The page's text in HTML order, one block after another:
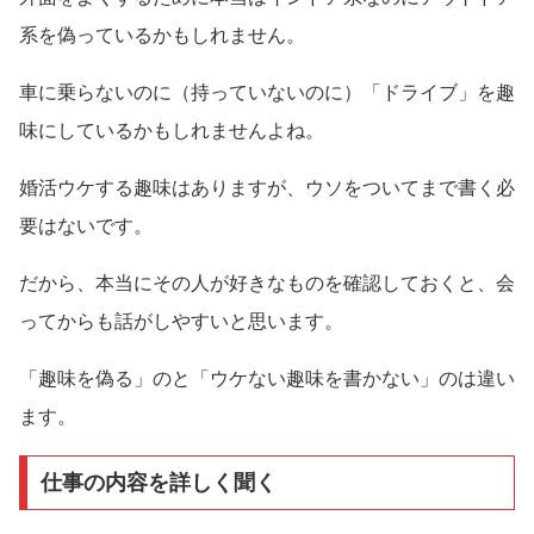
系を偽っているかもしれません。
車に乗らないのに（持っていないのに）「ドライブ」を趣
味にしているかもしれませんよね。
婚活ウケする趣味はありますが、ウソをついてまで書く必
要はないです。
だから、本当にその人が好きなものを確認しておくと、会
ってからも話がしやすいと思います。
「趣味を偽る」のと「ウケない趣味を書かない」のは違い
ます。
仕事の内容を詳しく聞く